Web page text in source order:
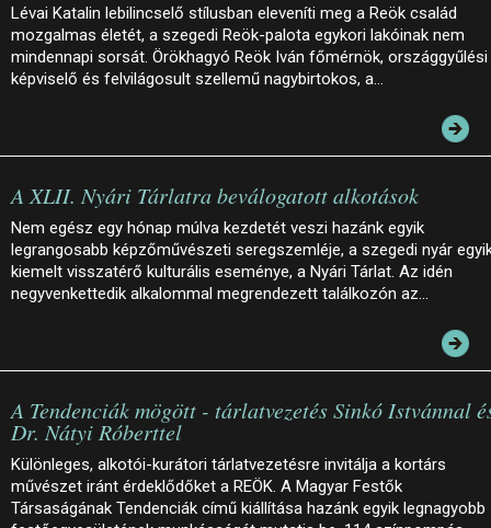
Lévai Katalin lebilincselő stílusban eleveníti meg a Reök család
mozgalmas életét, a szegedi Reök-palota egykori lakóinak nem
mindennapi sorsát. Örökhagyó Reök Iván főmérnök, országgyűlési
képviselő és felvilágosult szellemű nagybirtokos, a…
A XLII. Nyári Tárlatra beválogatott alkotások
Nem egész egy hónap múlva kezdetét veszi hazánk egyik
legrangosabb képzőművészeti seregszemléje, a szegedi nyár
kiemelt visszatérő kulturális eseménye, a Nyári Tárlat. Az idén
negyvenkettedik alkalommal megrendezett találkozón az…
A Tendenciák mögött - tárlatvezetés Sinkó Istvánnal
Dr. Nátyi Róberttel
Különleges, alkotói-kurátori tárlatvezetésre invitálja a kortárs
művészet iránt érdeklődőket a REÖK. A Magyar Festők
Társaságának Tendenciák című kiállítása hazánk egyik legnagyobb